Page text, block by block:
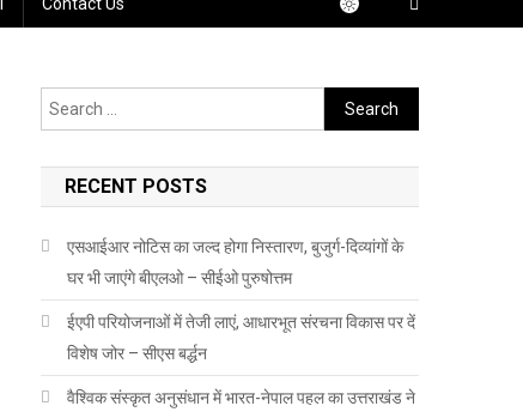
Search
for:
RECENT POSTS
एसआईआर नोटिस का जल्द होगा निस्तारण, बुजुर्ग-दिव्यांगों के
घर भी जाएंगे बीएलओ – सीईओ पुरुषोत्तम
ईएपी परियोजनाओं में तेजी लाएं, आधारभूत संरचना विकास पर दें
विशेष जोर – सीएस बर्द्धन
वैश्विक संस्कृत अनुसंधान में भारत-नेपाल पहल का उत्तराखंड ने